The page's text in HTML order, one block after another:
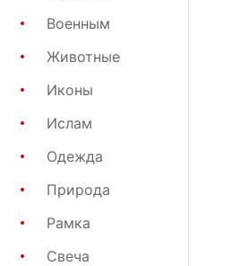
Военным
Животные
Иконы
Ислам
Одежда
Природа
Рамка
Свеча